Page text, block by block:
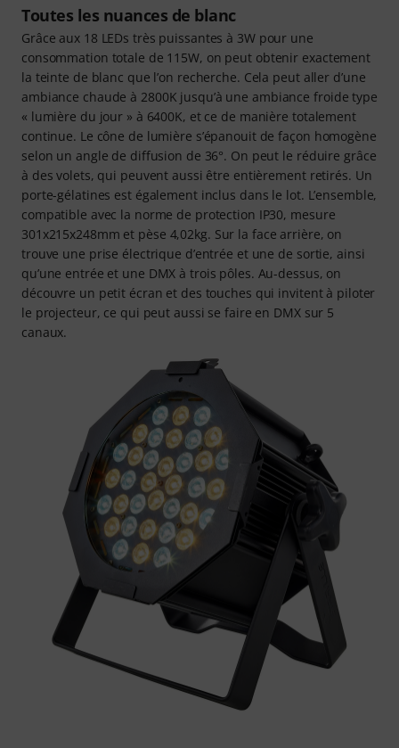
Toutes les nuances de blanc
Grâce aux 18 LEDs très puissantes à 3W pour une
consommation totale de 115W, on peut obtenir exactement
la teinte de blanc que l’on recherche. Cela peut aller d’une
ambiance chaude à 2800K jusqu’à une ambiance froide type
« lumière du jour » à 6400K, et ce de manière totalement
continue. Le cône de lumière s’épanouit de façon homogène
selon un angle de diffusion de 36°. On peut le réduire grâce
à des volets, qui peuvent aussi être entièrement retirés. Un
porte-gélatines est également inclus dans le lot. L’ensemble,
compatible avec la norme de protection IP30, mesure
301x215x248mm et pèse 4,02kg. Sur la face arrière, on
trouve une prise électrique d’entrée et une de sortie, ainsi
qu’une entrée et une DMX à trois pôles. Au-dessus, on
découvre un petit écran et des touches qui invitent à piloter
le projecteur, ce qui peut aussi se faire en DMX sur 5
canaux.